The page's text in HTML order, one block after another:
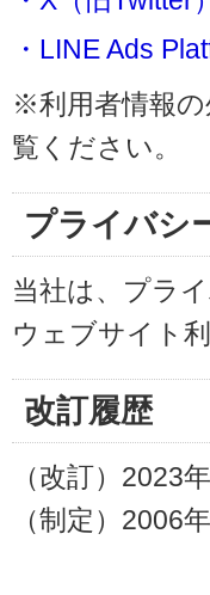
・LINE Ads
※利用者情報の
覧ください。
プライバシ
当社は、プラ
ウェブサイト
改訂履歴
（改訂）2023
（制定）2006